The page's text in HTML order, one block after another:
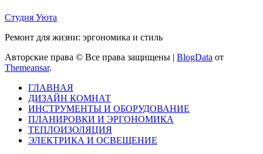
Студия Уюта
Ремонт для жизни: эргономика и стиль
Авторские права © Все права защищены | BlogData от
Themeansar.
ГЛАВНАЯ
ДИЗАЙН КОМНАТ
ИНСТРУМЕНТЫ И ОБОРУДОВАНИЕ
ПЛАНИРОВКИ И ЭРГОНОМИКА
ТЕПЛОИЗОЛЯЦИЯ
ЭЛЕКТРИКА И ОСВЕЩЕНИЕ